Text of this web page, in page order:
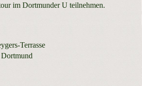
im Dortmunder U teilnehmen.
Terrasse